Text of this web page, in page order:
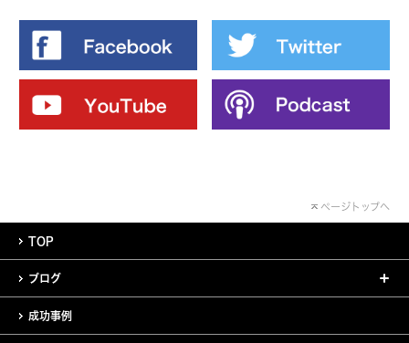
ページトップへ
TOP
ブログ
成功事例